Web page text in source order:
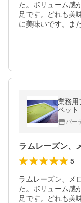
た。ボリューム感
足です。どれも美
に美味いです。ま
業務
ベッ
パー
5
ラムレーズン、メ
た。ボリューム感
足です。どれも美